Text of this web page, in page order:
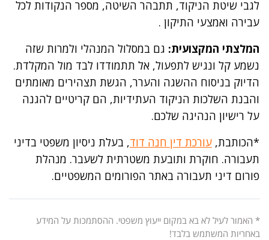
לגבי שיטת הניקוד, תתבהר השיטה, מספר הנקודות לכל
עבירה ואמצעי התיקון .
המלצתי המקצועית: גם במסלול המנהלי ולמרות שזה
נשמע קל ונגיש לתפעול, אל תתמודדו לבד מול המקלדת.
הדיוק בניסוח ההשגה והערר, הגשת תצהירים מאומתים
והבנת השלכות הניקוד העתידיות, הם קריטיים להגנה
על רישיון הנהיגה שלכם.
*הכותבת, עורכת דין חנה דוד, בעלת ניסיון משפטי בדיני
תעבורה. חוקרת ותובעת משטרתית לשעבר. מנהלת
פורום דיני תעבורה באתר הפורומים המשפטיים.
* האמור לעיל לא בא במקום ייעוץ משפטי. ההסתמכות על המידע
באחריות המשתמש בלבד!